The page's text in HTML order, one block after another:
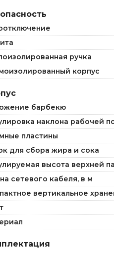
ручка
корпус
барбекю
наклона рабочей
пластины
для сбора жира и сока
высота верхней
сетевого кабеля, в м
вертикальное